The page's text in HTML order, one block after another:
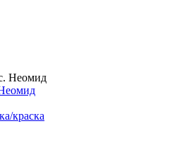
краска